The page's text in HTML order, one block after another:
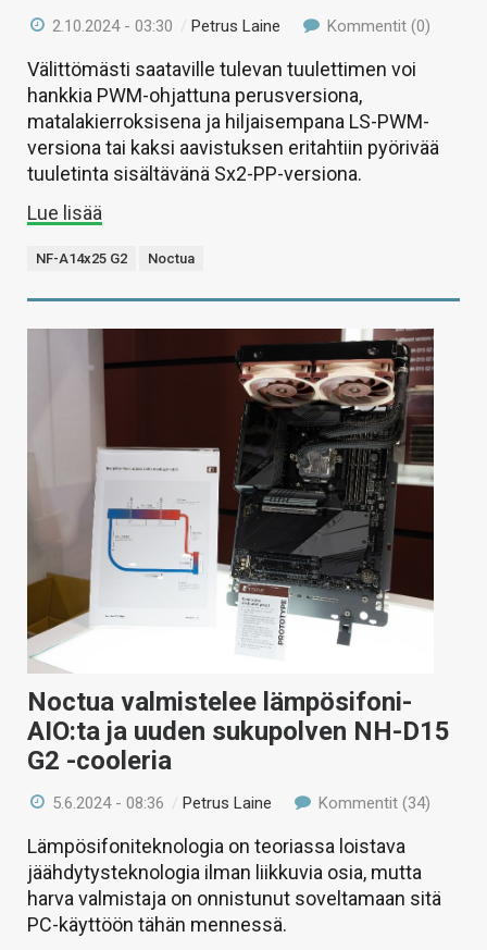
2.10.2024 - 03:30 /Petrus Laine Kommentit (0)
Välittömästi saataville tulevan tuulettimen voi
hankkia PWM-ohjattuna perusversiona,
matalakierroksisena ja hiljaisempana LS-PWM-
versiona tai kaksi aavistuksen eritahtiin pyörivää
tuuletinta sisältävänä Sx2-PP-versiona.
Lue lisää
NF-A14x25 G2 Noctua
Noctua valmistelee lämpösifoni-
AIO:ta ja uuden sukupolven NH-D15
G2 -cooleria
5.6.2024 - 08:36 / Petrus Laine Kommentit (34)
Lämpösifoniteknologia on teoriassa loistava
jäähdytysteknologia ilman liikkuvia osia, mutta
harva valmistaja on onnistunut soveltamaan sitä
PC-käyttöön tähän mennessä.